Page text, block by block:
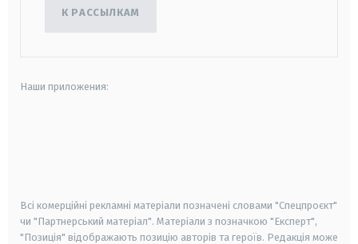
К РАССЫЛКАМ
Наши приложения:
Всі комерційні рекламні матеріали позначені словами "Спецпроєкт"
чи "Партнерський матеріал". Матеріали з позначкою "Експерт",
"Позиція" відображають позицію авторів та героїв. Редакція може